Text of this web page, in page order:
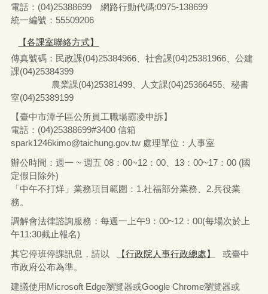
電話：(04)25388699 網路行動代碼:0975-138699
統一編號：55509206
【各課室聯絡方式】
傳真號碼：民政課(04)25384966、社會課(04)25381966、公建
課(04)25384399
農業課(04)25381499、人文課(04)25366455、秘書
室(04)25389199
【臺中市潭子區公所員工職場霸凌申訴】
電話：(04)25388699#3400 信箱
spark1246kimo@taichung.gov.tw 處理單位：人事室
辦公時間：週一 ~ 週五 08：00~12：00、13：00~17：00 (國
定假日除外)
「中午不打烊」業務項目範圍：1.社福部分業務
2.兵役業
務。
調解會法律諮詢服務：每週一上午9：00~12：00(每場次於上
午11:30截止報名)
其它停班停課訊息，請以
【行政院人事行政總處】
或臺中
市政府公布為準。
建議使用Microsoft Edge瀏覽器或Google Chrome瀏覽器或